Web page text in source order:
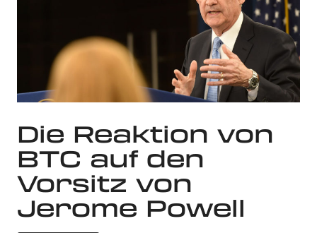
Die Reaktion von
BTC auf den
Vorsitz von
Jerome Powell